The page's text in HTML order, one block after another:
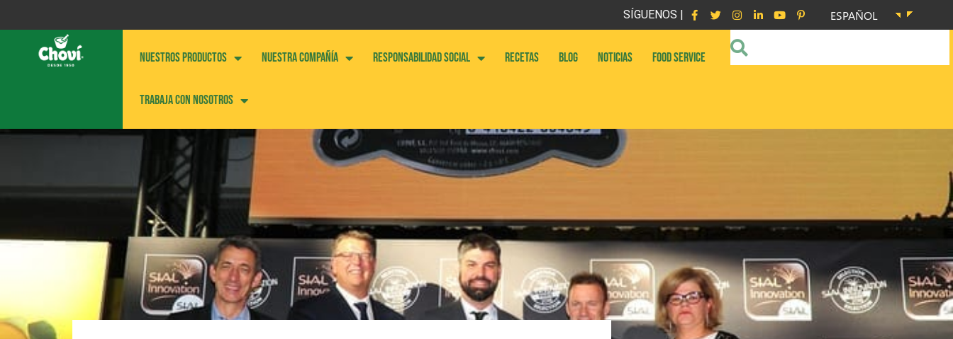
SÍGUENOS | ESPAÑOL
NUESTROS PRODUCTOS NUESTRA COMPAÑÍA RESPONSABILIDAD SOCIAL RECETAS BLOG NOTICIAS FOOD SERVICE
Trabaja con nosotros